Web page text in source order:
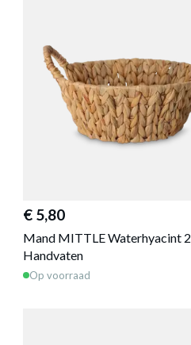
€ 5,80
Mand MITTLE Waterhyacint 2
Handvaten
Op voorraad